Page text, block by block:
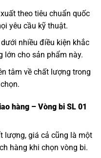
theo tiêu chuẩn quốc
yêu cầu kỹ thuật.
nhiều điều kiện khắc
lớn cho sản phẩm này.
tâm về chất lượng trong
hàng – Vòng bi SL 01
lượng, giá cả cũng là một
hàng khi chọn vòng bi.